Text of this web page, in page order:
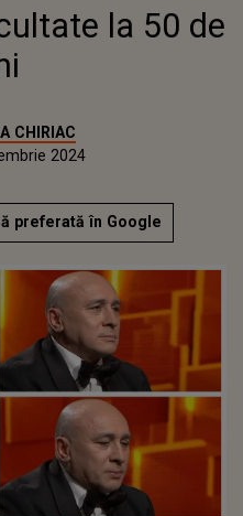
la 50 de
CHIRIAC
2024
preferată în Google